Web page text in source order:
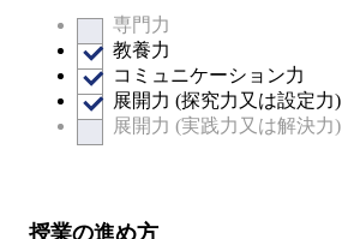
専門力
教養力
コミュニケーション力
展開力 (探究力又は設定力)
展開力 (実践力又は解決力)
授業の進め方